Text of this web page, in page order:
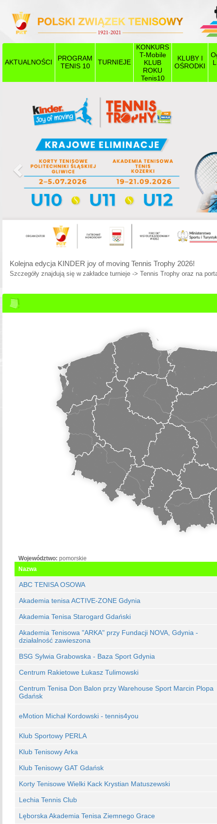
AKTUALNOŚCI
PROGRAM
TENIS 10
TURNIEJE
KONKURS
T-Mobile
KLUB
ROKU
Tenis10
KLUBY I
OŚRODKI
Poprzedni
Kolejna edycja KINDER joy of moving Tennis Trophy 2026!
Szczegóły znajdują się w zakładce turnieje -> Tennis Trophy oraz na
Województwo: pomorskie
Nazwa
ABC TENISA OSOWA
Akademia tenisa ACTIVE-ZONE Gdynia
Akademia Tenisa Starogard Gdański
Akademia Tenisowa "ARKA" przy Fundacji NOVA, Gdynia -
działalność zawieszona
BSG Sylwia Grabowska - Baza Sport Gdynia
Centrum Rakietowe Łukasz Tulimowski
Centrum Tenisa Don Balon przy Warehouse Sport Marcin Plopa
Gdańsk
eMotion Michał Kordowski - tennis4you
Klub Sportowy PERLA
Klub Tenisowy Arka
Klub Tenisowy GAT Gdańsk
Korty Tenisowe Wielki Kack Krystian Matuszewski
Lechia Tennis Club
Lęborska Akademia Tenisa Ziemnego Grace